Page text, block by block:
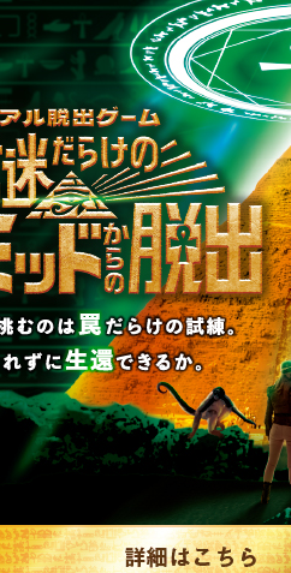
・コラボレ
のご質問や
せください